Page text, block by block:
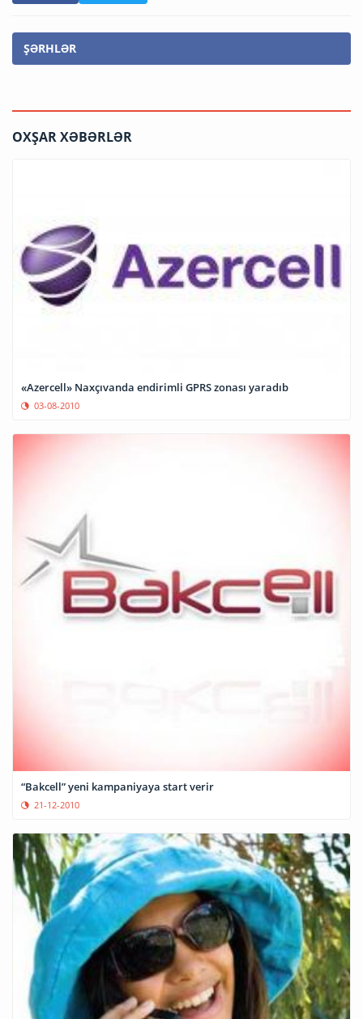
ŞƏRHLƏR
OXŞAR XƏBƏRLƏR
«Azercell» Naxçıvanda endirimli GPRS zonası yaradıb
03-08-2010
“Bakcell” yeni kampaniyaya start verir
21-12-2010